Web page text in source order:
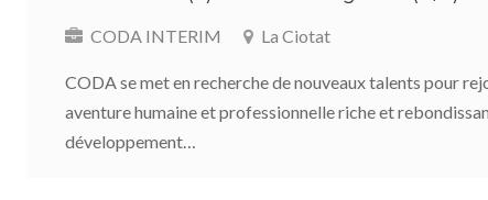
CODA INTERIM La Ciotat
CODA se met en recherche de nouveaux talents pour
aventure humaine et professionnelle riche et
développement…